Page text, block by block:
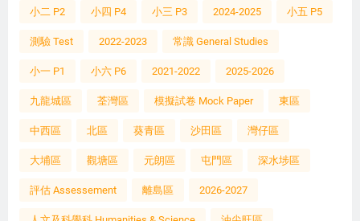
小二 P2 小四 P4 小三 P3 2024-2025 小五 P5
測驗 Test 2022-2023 常識 General Studies
小一 P1 小六 P6 2021-2022 2025-2026
九龍城區 荃灣區 模擬試卷 Mock Paper 東區
中西區 北區 葵青區 沙田區 灣仔區
大埔區 觀塘區 元朗區 屯門區 深水埗區
評估 Assessement 離島區 2026-2027